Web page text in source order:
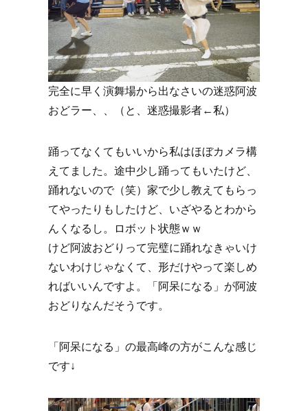
完全に早く演舞場から出なさいの迷惑阿波
おどラー、、（と、迷惑撮影者←私）
踊ってなくてもいいから私はほぼカメラ構
えてました。途中少し踊ってもいたけど、
踊れないので（笑）家で少し教えてもらっ
てやったりもしたけど、いざやるとわから
んくなるし。ロボット状態ｗｗ
けど阿波おどりって完璧に踊れなきゃいけ
ないわけじゃなくて、形だけやって楽しめ
ればいいんですよ。「阿呆になる」が阿波
おどりなんだそうです。
「阿呆になる」の最高峰の方がこんな感じ
です↓